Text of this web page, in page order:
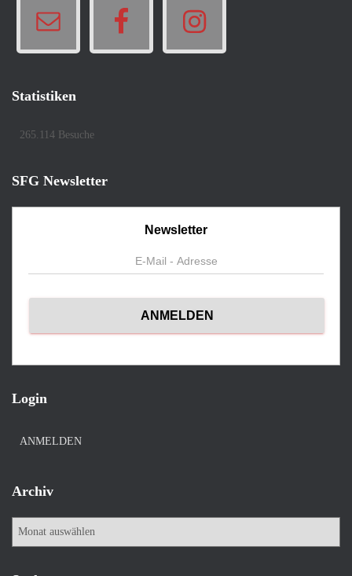
Statistiken
265.114 Besuche
SFG Newsletter
Newsletter
Login
ANMELDEN
Archiv
A